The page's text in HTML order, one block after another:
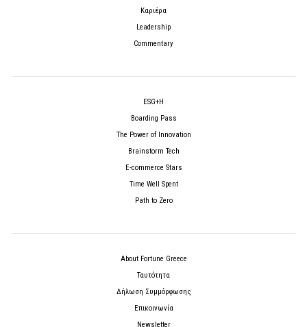
Καριέρα
Leadership
Commentary
ESG+H
Boarding Pass
The Power of Innovation
Brainstorm Tech
E-commerce Stars
Time Well Spent
Path to Zero
About Fortune Greece
Ταυτότητα
Δήλωση Συμμόρφωσης
Επικοινωνία
Newsletter